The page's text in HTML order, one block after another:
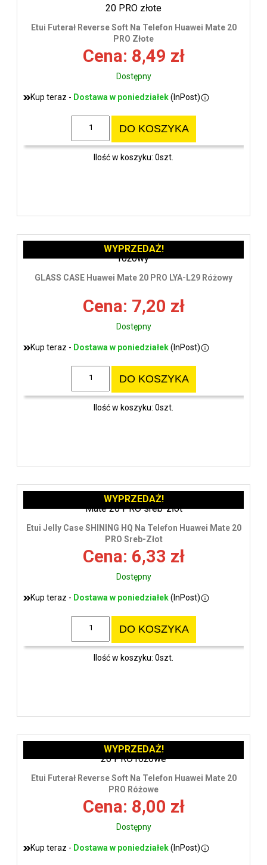
Etui Futerał Reverse Soft Na Telefon Huawei Mate 20
PRO Złote
Cena: 8,49 zł
Dostępny
Kup teraz - Dostawa w poniedziałek(InPost)
DO KOSZYKA
Ilość w koszyku: 0szt.
GLASS CASE Huawei Mate 20 PRO LYA-L29 Różowy
Cena: 7,20 zł
Dostępny
Kup teraz - Dostawa w poniedziałek(InPost)
DO KOSZYKA
Ilość w koszyku: 0szt.
WYPRZEDAŻ!
Etui Jelly Case SHINING HQ Na Telefon Huawei Mate 20
PRO Sreb-Złot
Cena: 6,33 zł
Dostępny
Kup teraz - Dostawa w poniedziałek(InPost)
DO KOSZYKA
Ilość w koszyku: 0szt.
WYPRZEDAŻ!
Etui Futerał Reverse Soft Na Telefon Huawei Mate 20
PRO Różowe
Cena: 8,00 zł
Dostępny
Kup teraz - Dostawa w poniedziałek(InPost)
WYPRZEDAŻ!